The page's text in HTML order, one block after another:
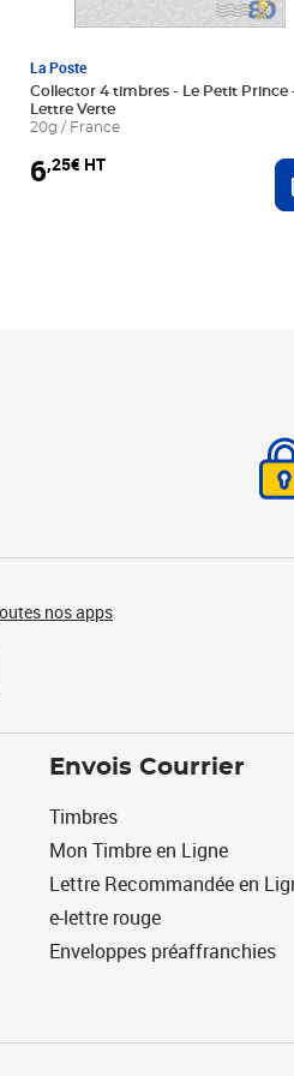
au panier
La Poste
Collector 4 timbres - Le Petit Prince
Lettre Verte
20g / France
6,25€ HT
nos apps
Envois Courrier
Timbres
Mon Timbre en Ligne
Lettre Recommandée en
e-lettre rouge
Enveloppes préaffranchies